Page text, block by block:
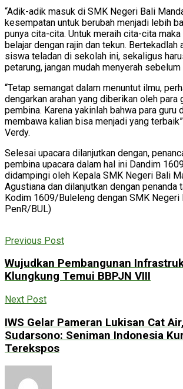
“Adik-adik masuk di SMK Negeri Bali
kesempatan untuk berubah menjadi lebih
punya cita-cita. Untuk meraih cita-cita maka
belajar dengan rajin dan tekun. Bertekadlah
siswa teladan di sekolah ini, sekaligus
petarung, jangan mudah menyerah
“Tetap semangat dalam menuntut ilmu,
dengarkan arahan yang diberikan oleh para
pembina. Karena yakinlah bahwa para guru
membawa kalian bisa menjadi yang
Verdy.
Selesai upacara dilanjutkan dengan,
pembina upacara dalam hal ini Dandim
didampingi oleh Kepala SMK Negeri Bali
Agustiana dan dilanjutkan dengan penanda
Kodim 1609/Buleleng dengan SMK Negeri
PenR/BUL)
Previous Post
Wujudkan Pembangunan
Klungkung Temui BBPJN VIII
Next Post
IWS Gelar Pameran Lukisan Cat
Sudarsono: Seniman Indonesia
Terekspos